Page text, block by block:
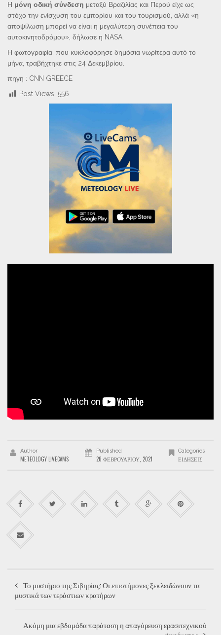
Η μόνη οδική σύνδεση μεταξύ Βραζιλίας και Περού είχε ως
στόχο την ενίσχυση του εμπορίου και του τουρισμού, αλλά «η
αποψίλωση μπορεί να είναι η μεγαλύτερη συνέπεια του
αυτοκινητοδρόμου», δήλωσε η NASA.
Η φωτογραφία, που κυκλοφόρησε δημόσια νωρίτερα αυτό το
μήνα, τραβήχτηκε στις 24 Δεκεμβρίου.
πηγη : CNN GREECE
Post Views: 556
Author
METEOLOGY LIVECAMS
Published
26 ΦΕΒΡΟΥΑΡΊΟΥ, 2021
Categories
ΕΙΔΉΣΕΙΣ
Το μυστήριο της Σιβηρίας: Οι επιστήμονες ξεκλειδώνουν τα
μυστικά των τεράστιων κρατήρων
Ακόμη μια εβδομάδα παράταση η απαγόρευση ερασιτεχνικού